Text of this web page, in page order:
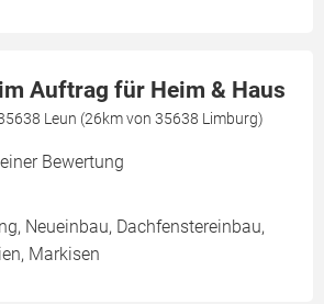
Auftrag für Heim & Haus
Leun (26km von 35638 Limburg)
Bewertung
Neueinbau, Dachfenstereinbau,
Markisen